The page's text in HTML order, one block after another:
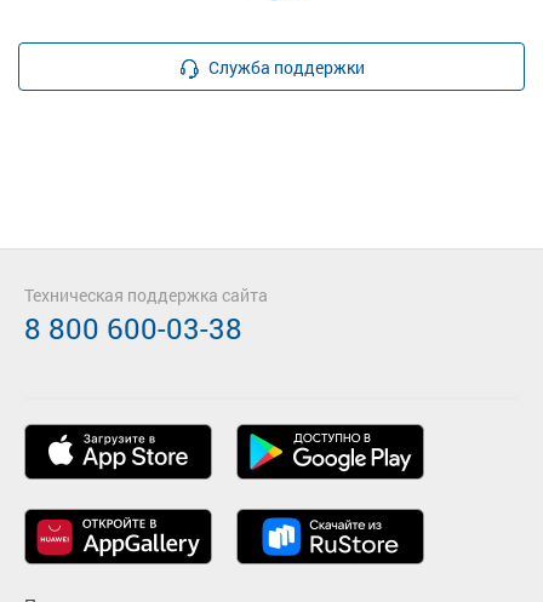
Служба поддержки
Техническая поддержка сайта
8 800 600-03-38